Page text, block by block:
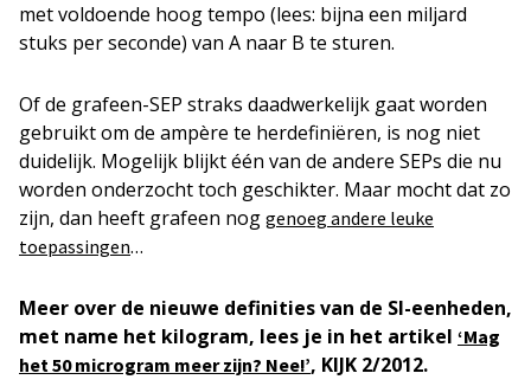
met voldoende hoog tempo (lees: bijna een miljard
stuks per seconde) van A naar B te sturen.
Of de grafeen-SEP straks daadwerkelijk gaat worden
gebruikt om de ampère te herdefiniëren, is nog niet
duidelijk. Mogelijk blijkt één van de andere SEPs die nu
worden onderzocht toch geschikter. Maar mocht dat zo
zijn, dan heeft grafeen nog genoeg andere leuke
toepassingen…
Meer over de nieuwe definities van de SI-eenheden,
met name het kilogram, lees je in het artikel ‘Mag
het 50 microgram meer zijn? Nee!’, KIJK 2/2012.